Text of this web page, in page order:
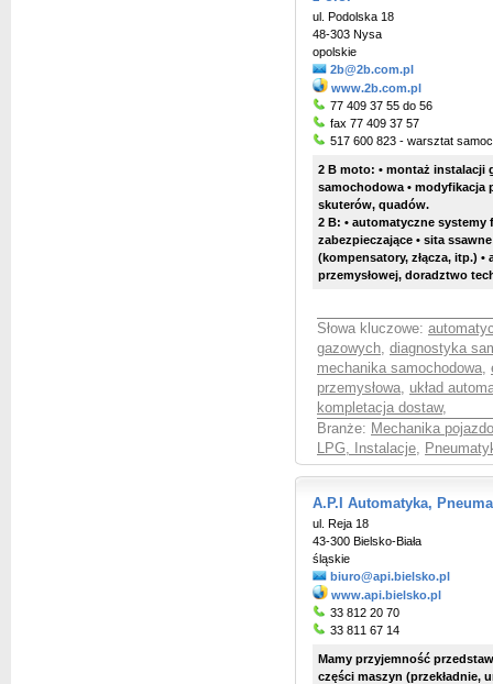
ul. Podolska 18
48-303 Nysa
opolskie
2b@2b.com.pl
www.2b.com.pl
77 409 37 55 do 56
fax 77 409 37 57
517 600 823 - warsztat
2 B moto: • montaż instalacji
samochodowa • modyfikacja
skuterów, quadów.
2 B: • automatyczne systemy
zabezpieczające • sita
(kompensatory, złącza, itp.) •
przemysłowej, doradztwo
Słowa kluczowe:
gazowych, diagnostyka
mechanika samochodowa,
przemysłowa, układ
kompletacja dostaw,
Branże: Mechanika
LPG, Instalacje,
A.P.I Automatyka,
ul. Reja 18
43-300 Bielsko-Biała
śląskie
biuro@api.bielsko.pl
www.api.bielsko.pl
33 812 20 70
33 811 67 14
Mamy przyjemność
części maszyn (przekładnie,